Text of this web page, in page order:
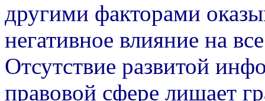
другими факторами
негативное влияние на
Отсутствие развитой
правовой сфере лишает